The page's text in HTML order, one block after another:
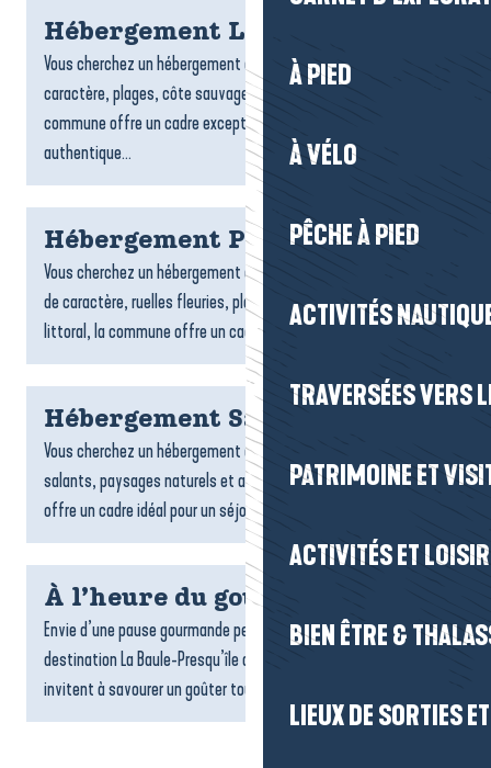
À PIED
À VÉLO
PÊCHE À PIED
ACTIVITÉS
TRAVERSÉES VERS
PATRIMOINE ET
ACTIVITÉS ET
BIEN ÊTRE &
LIEUX DE SORTIES
Hébergement Le Croisic
Vous cherchez un hébergement au Croisic ? Entre port de
caractère, plages, côte sauvage et ruelles typiques, la
commune offre un cadre exceptionnel pour un séjour
authentique...
Hébergement Piriac-sur-Mer
Vous cherchez un hébergement à Piriac-sur-Mer ? Entre village
de caractère, ruelles fleuries, plages, criques et charme du
littoral, la commune offre un cadre idéal pour un...
Hébergement Saint-Molf
Vous cherchez un hébergement à Saint-Molf ? Entre marais
salants, paysages naturels et ambiance paisible, la commune
offre un cadre idéal pour un séjour ressourçant. Locations,...
À l’heure du goûter
Envie d’une pause gourmande pendant votre séjour ? Sur la
destination La Baule-Presqu’île de Guérande, de nombreux lieux
invitent à savourer un goûter tout en douceur : salons...